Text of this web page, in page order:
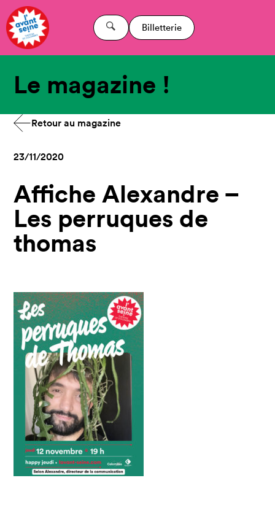
Billetterie
Le magazine !
Retour au magazine
23/11/2020
Affiche Alexandre –
Les perruques de
thomas